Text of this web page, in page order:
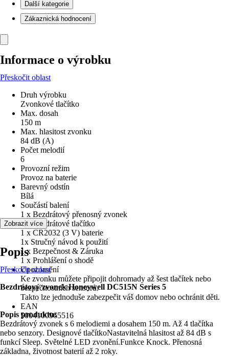
Další kategorie
Zákaznická hodnocení
Informace o výrobku
Přeskočit oblast
Druh výrobku
Zvonkové tlačítko
Max. dosah
150 m
Max. hlasitost zvonku
84 dB (A)
Počet melodií
6
Provozní režim
Provoz na baterie
Barevný odstín
Bílá
Součástí balení
1 x Bezdrátový přenosný zvonek
1 x Bezdrátové tlačítko
1 x CR2032 (3 V) baterie
1x Stručný návod k použití
1 x Bezpečnost & Záruka
1 x Prohlášení o shodě
Upozornění
Ke zvonku můžete připojit dohromady až šest tlačítek nebo
bezpečnostních sensorů.
Takto lze jednoduše zabezpečit váš domov nebo ochránit děti.
EAN
5004100965516
Zobrazit více
Popis
Přeskočit oblast
Bezdrátový zvonek Honeywell DC515N Series 5
Popis produktu:
Bezdrátový zvonek s 6 melodiemi a dosahem 150 m. Až 4 tlačítka
nebo senzory. Designové tlačítkoNastavitelná hlasitost až 84 dB s
funkcí Sleep. Světelné LED zvonění.Funkce Knock. Přenosná
základna, životnost baterií až 2 roky.